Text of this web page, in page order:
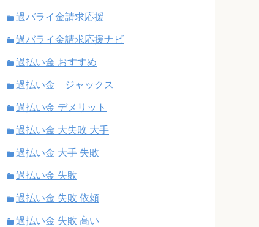
過バライ金請求応援
過バライ金請求応援ナビ
過払い金 おすすめ
過払い金 ジャックス
過払い金 デメリット
過払い金 大失敗 大手
過払い金 大手 失敗
過払い金 失敗
過払い金 失敗 依頼
過払い金 失敗 高い